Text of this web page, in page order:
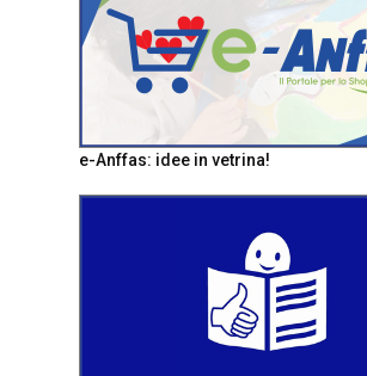
e-Anffas: idee in vetrina!